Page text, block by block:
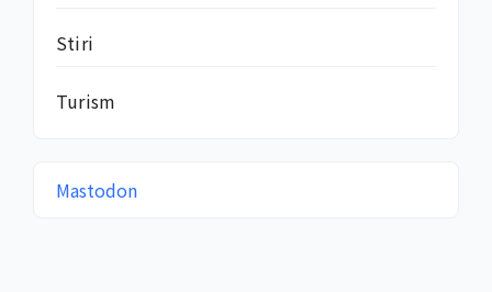
Stiri
Turism
Mastodon